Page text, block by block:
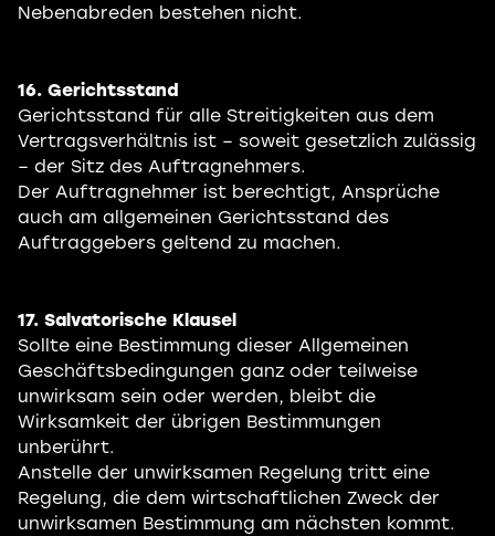
Nebenabreden bestehen nicht.
16. Gerichtsstand
Gerichtsstand für alle Streitigkeiten aus dem
Vertragsverhältnis ist – soweit gesetzlich zulässig
– der Sitz des Auftragnehmers.
Der Auftragnehmer ist berechtigt, Ansprüche
auch am allgemeinen Gerichtsstand des
Auftraggebers geltend zu machen.
17. Salvatorische Klausel
Sollte eine Bestimmung dieser Allgemeinen
Geschäftsbedingungen ganz oder teilweise
unwirksam sein oder werden, bleibt die
Wirksamkeit der übrigen Bestimmungen
unberührt.
Anstelle der unwirksamen Regelung tritt eine
Regelung, die dem wirtschaftlichen Zweck der
unwirksamen Bestimmung am nächsten kommt.